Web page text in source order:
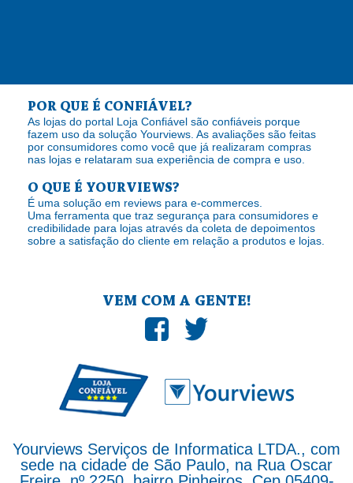
POR QUE É CONFIÁVEL?
As lojas do portal Loja Confiável são confiáveis porque
fazem uso da solução Yourviews. As avaliações são feitas
por consumidores como você que já realizaram compras
nas lojas e relataram sua experiência de compra e uso.
O QUE É YOURVIEWS?
É uma solução em reviews para e-commerces.
Uma ferramenta que traz segurança para consumidores e
credibilidade para lojas através da coleta de depoimentos
sobre a satisfação do cliente em relação a produtos e lojas.
VEM COM A GENTE!
Yourviews Serviços de Informatica LTDA., com
sede na cidade de São Paulo, na Rua Oscar